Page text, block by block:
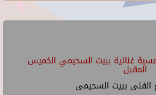
غنائية ببيت السحيمي الخميس
المقبل
الفنى ببيت السحيمى